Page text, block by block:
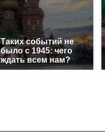
Таких событий не
было с 1945: чего
ждать всем нам?